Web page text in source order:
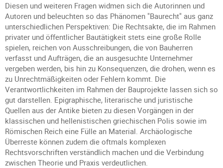
Diesen und weiteren Fragen widmen sich die Autorinnen und
Autoren und beleuchten so das Phänomen "Baurecht" aus ganz
unterschiedlichen Perspektiven: Die Rechtsakte, die im Rahmen
privater und öffentlicher Bautätigkeit stets eine große Rolle
spielen, reichen von Ausschreibungen, die von Bauherren
verfasst und Aufträgen, die an ausgesuchte Unternehmer
vergeben werden, bis hin zu Konsequenzen, die drohen, wenn es
zu Unrechtmäßigkeiten oder Fehlern kommt. Die
Verantwortlichkeiten im Rahmen der Bauprojekte lassen sich so
gut darstellen. Epigraphische, literarische und juristische
Quellen aus der Antike bieten zu diesen Vorgängen in der
klassischen und hellenistischen griechischen Polis sowie im
Römischen Reich eine Fülle an Material. Archäologische
Überreste können zudem die oftmals komplexen
Rechtsvorschriften verständlich machen und die Verbindung
zwischen Theorie und Praxis verdeutlichen.